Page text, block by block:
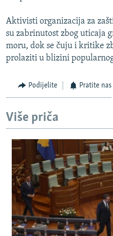
Aktivisti organizacija za
su zabrinutost zbog uticaja
moru, dok se čuju i kritike
prolaziti u blizini
Podijelite Pratite nas
Više priča